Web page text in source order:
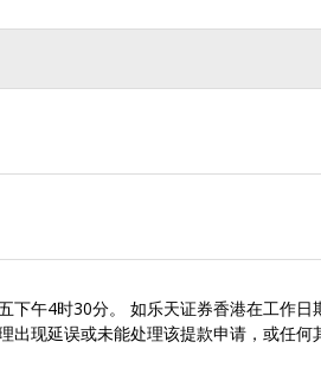
午4时30分。 如乐天证券香港在工作
现延误或未能处理该提款申请，或任